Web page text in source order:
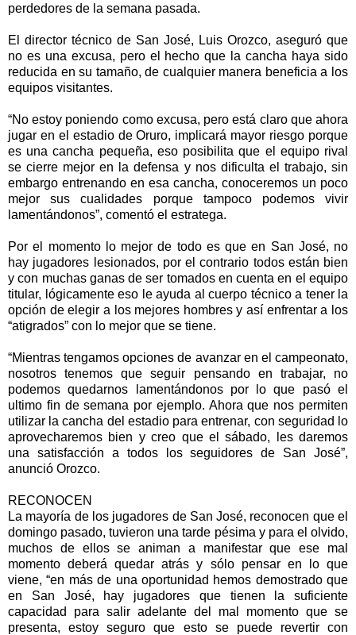
perdedores de la semana pasada.
El director técnico de San José, Luis Orozco, aseguró que
no es una excusa, pero el hecho que la cancha haya sido
reducida en su tamaño, de cualquier manera beneficia a los
equipos visitantes.
“No estoy poniendo como excusa, pero está claro que ahora
jugar en el estadio de Oruro, implicará mayor riesgo porque
es una cancha pequeña, eso posibilita que el equipo rival
se cierre mejor en la defensa y nos dificulta el trabajo, sin
embargo entrenando en esa cancha, conoceremos un poco
mejor sus cualidades porque tampoco podemos vivir
lamentándonos”, comentó el estratega.
Por el momento lo mejor de todo es que en San José, no
hay jugadores lesionados, por el contrario todos están bien
y con muchas ganas de ser tomados en cuenta en el equipo
titular, lógicamente eso le ayuda al cuerpo técnico a tener la
opción de elegir a los mejores hombres y así enfrentar a los
“atigrados” con lo mejor que se tiene.
“Mientras tengamos opciones de avanzar en el campeonato,
nosotros tenemos que seguir pensando en trabajar, no
podemos quedarnos lamentándonos por lo que pasó el
ultimo fin de semana por ejemplo. Ahora que nos permiten
utilizar la cancha del estadio para entrenar, con seguridad lo
aprovecharemos bien y creo que el sábado, les daremos
una satisfacción a todos los seguidores de San José”,
anunció Orozco.
RECONOCEN
La mayoría de los jugadores de San José, reconocen que el
domingo pasado, tuvieron una tarde pésima y para el olvido,
muchos de ellos se animan a manifestar que ese mal
momento deberá quedar atrás y sólo pensar en lo que
viene, “en más de una oportunidad hemos demostrado que
en San José, hay jugadores que tienen la suficiente
capacidad para salir adelante del mal momento que se
presenta, estoy seguro que esto se puede revertir con